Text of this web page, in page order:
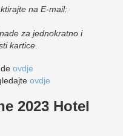
na E-mail:
za jednokratno i
kartice.
ovdje
ovdje
2023 Hotel